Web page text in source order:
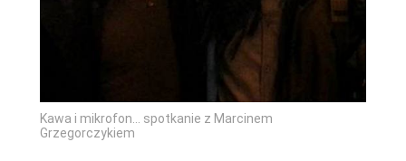
Kawa i mikrofon... spotkanie z Marcinem
Grzegorczykiem